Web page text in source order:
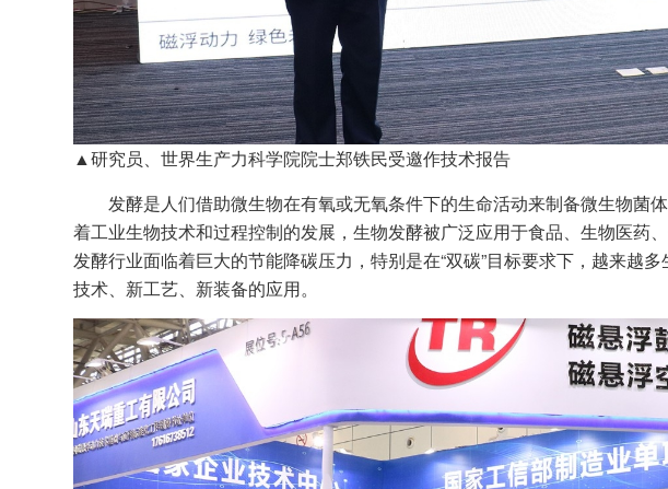
▲研究员、世界生产力科学院院士郑铁民受邀作技术报告
发酵是人们借助微生物在有氧或无氧条件下的生命活动来制备微生物菌
着工业生物技术和过程控制的发展，生物发酵被广泛应用于食品、生物医药
发酵行业面临着巨大的节能降碳压力，特别是在“双碳”目标要求下，越来越
技术、新工艺、新装备的应用。